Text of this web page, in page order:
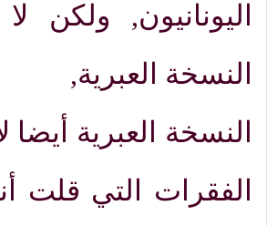
اليونانيون, ولكن
النسخة العبرية,
النسخة العبرية أيضا
الفقرات التي قلت